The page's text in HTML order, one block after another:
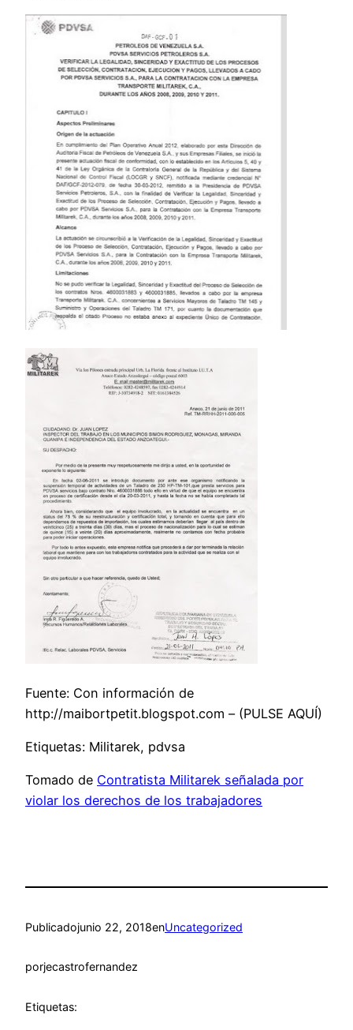
Fuente: Con información de
http://maibortpetit.blogspot.com – (PULSE AQUÍ)
Etiquetas: Militarek, pdvsa
Tomado de Contratista Militarek señalada por
violar los derechos de los trabajadores
Publicadojunio 22, 2018enUncategorized
porjecastrofernandez
Etiquetas: